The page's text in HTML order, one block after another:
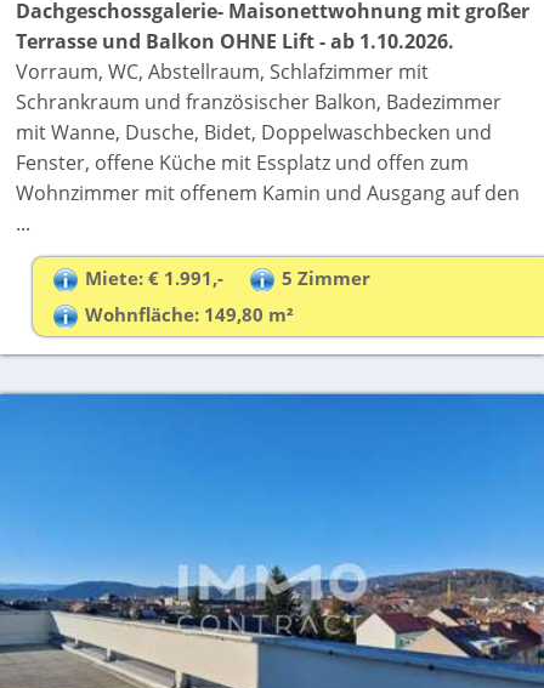
Dachgeschossgalerie- Maisonettwohnung mit großer
Terrasse und Balkon OHNE Lift - ab 1.10.2026.
Vorraum, WC, Abstellraum, Schlafzimmer mit
Schrankraum und französischer Balkon, Badezimmer
mit Wanne, Dusche, Bidet, Doppelwaschbecken und
Fenster, offene Küche mit Essplatz und offen zum
Wohnzimmer mit offenem Kamin und Ausgang auf den
...
Miete: € 1.991,-
5 Zimmer
Wohnfläche: 149,80 m²